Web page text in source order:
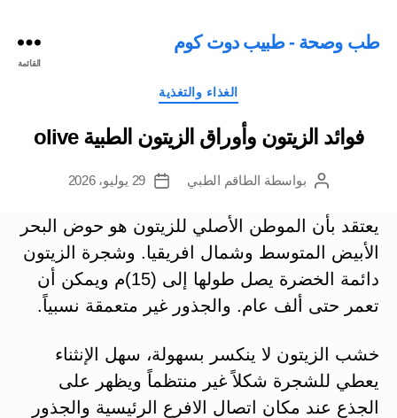
طب وصحة - طبيب دوت كوم
القائمة
التصنيفات
الغذاء والتغذية
فوائد الزيتون وأوراق الزيتون الطبية olive
كاتببواسطة الطاقم الطبي
تاريخ
29 يوليو، 2026
يعتقد بأن الموطن الأصلي للزيتون هو حوض البحر
الأبيض المتوسط وشمال افريقيا. وشجرة الزيتون
دائمة الخضرة يصل طولها إلى (15)م ويمكن أن
تعمر حتى ألف عام. والجذور غير متعمقة نسبياً.
خشب الزيتون لا ينكسر بسهولة، سهل الإنثناء
يعطي للشجرة شكلاً غير منتظماً ويظهر على
الجذع عند مكان اتصال الافرع الرئيسية والجذور